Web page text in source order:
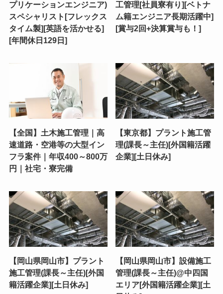
プリケーションエンジニア)
スペシャリスト[フレックス
タイム製][英語を活かせる]
[年間休日129日]
工管理[社員寮有り][ベトナ
ム籍エンジニア長期活躍中]
[賞与2回+決算賞与も！]
【全国】土木施工管理｜高
速道路・空港等の大型イン
フラ案件｜年収400～800万
円｜社宅・寮完備
【東京都】プラント施工管
理(課長～主任)[外国籍活躍
企業][土日休み]
【岡山県岡山市】プラント
施工管理(課長～主任)[外国
籍活躍企業][土日休み]
【岡山県岡山市】設備施工
管理(課長～主任)@中四国
エリア[外国籍活躍企業][土